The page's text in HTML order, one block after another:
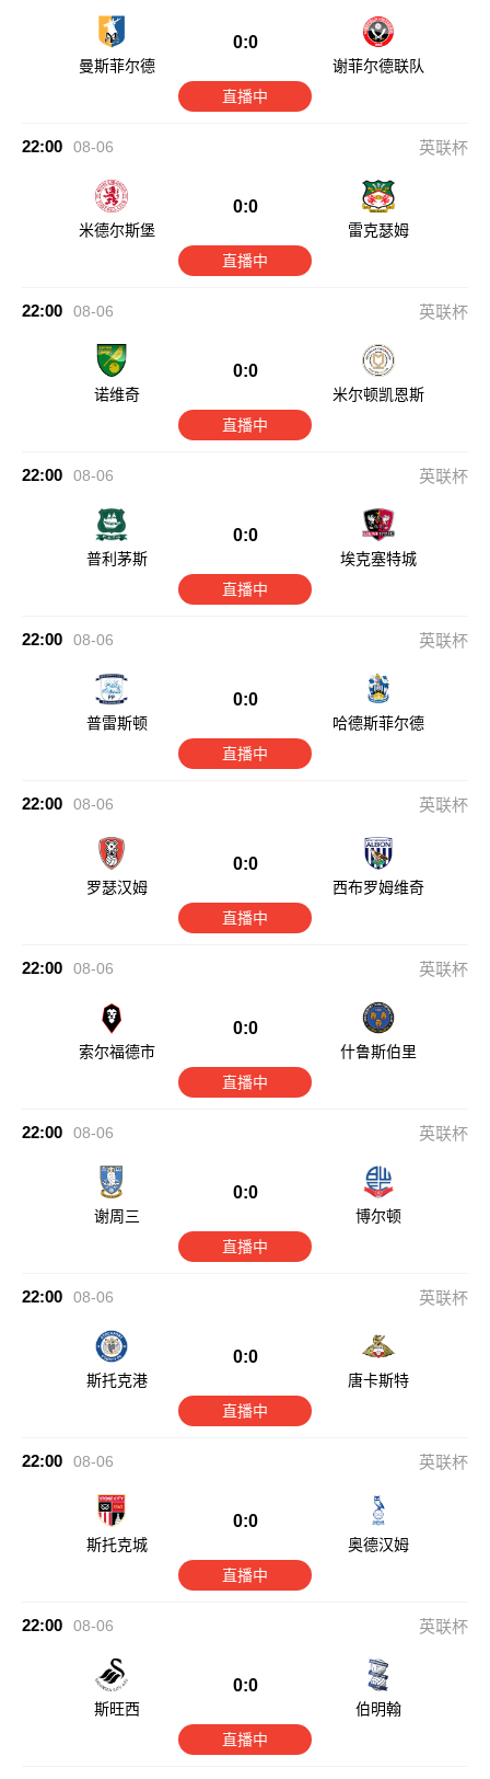
曼斯菲尔德
0:0
谢菲尔德联队
直播中
22:00 08-06 英联杯
米德尔斯堡
0:0
雷克瑟姆
直播中
22:00 08-06 英联杯
诺维奇
0:0
米尔顿凯恩斯
直播中
22:00 08-06 英联杯
普利茅斯
0:0
埃克塞特城
直播中
22:00 08-06 英联杯
普雷斯顿
0:0
哈德斯菲尔德
直播中
22:00 08-06 英联杯
罗瑟汉姆
0:0
西布罗姆维奇
直播中
22:00 08-06 英联杯
索尔福德市
0:0
什鲁斯伯里
直播中
22:00 08-06 英联杯
谢周三
0:0
博尔顿
直播中
22:00 08-06 英联杯
斯托克港
0:0
唐卡斯特
直播中
22:00 08-06 英联杯
斯托克城
0:0
奥德汉姆
直播中
22:00 08-06 英联杯
斯旺西
0:0
伯明翰
直播中